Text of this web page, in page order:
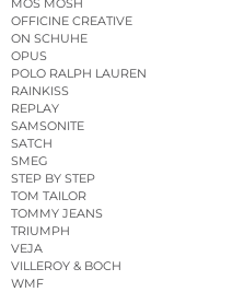
OFFICINE CREATIVE
ON SCHUHE
OPUS
POLO RALPH LAUREN
RAINKISS
REPLAY
SAMSONITE
SATCH
SMEG
STEP BY STEP
TOM TAILOR
TOMMY JEANS
TRIUMPH
VEJA
VILLEROY & BOCH
WMF